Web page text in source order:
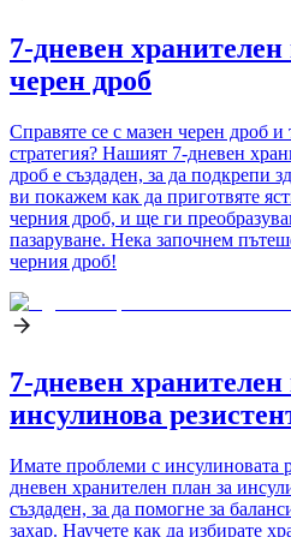
7-дневен
черен дроб
Справяте се с мазен черен дроб и
стратегия? Нашият 7-дневен
дроб е създаден, за да подкрепи
ви покажем как да приготвяте
черния дроб, и ще ги
пазаруване. Нека започнем
черния дроб!
7-дневен хранителен
инсулинова
Имате проблеми с инсулиновата
дневен хранителен план за
създаден, за да помогне за
захар. Научете как да избирате